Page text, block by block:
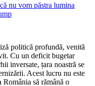
nu vom păstra lumina
politică profundă, venită
Cu un deficit bugetar
inversate, țara noastră se
Acest lucru nu este
să rămână o